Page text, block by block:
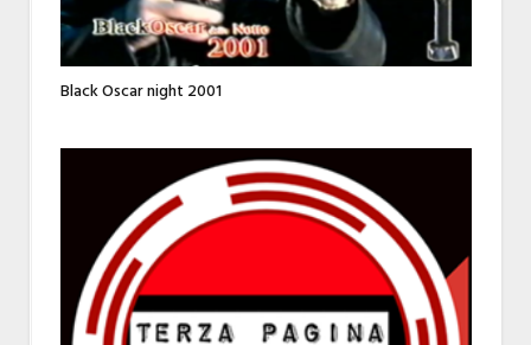
Black Oscar night 2001